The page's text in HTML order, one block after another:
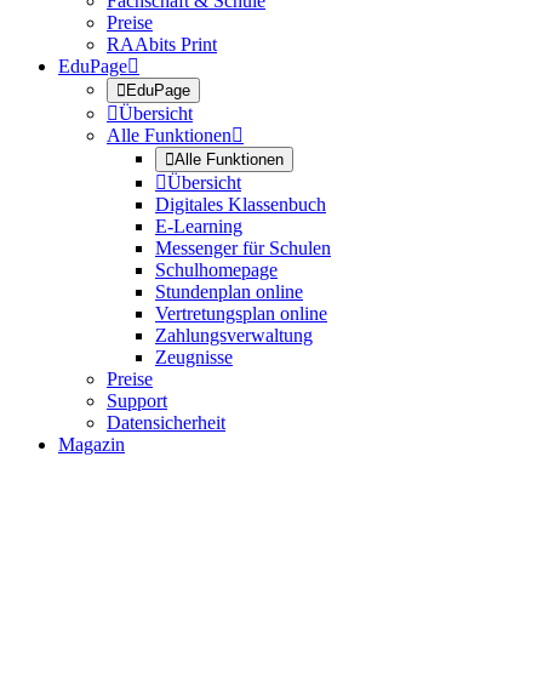
Preise
RAAbits Print
EduPage
EduPage
Übersicht
Alle Funktionen
Alle Funktionen
Übersicht
Digitales Klassenbuch
E-Learning
Messenger für Schulen
Schulhomepage
Stundenplan online
Vertretungsplan online
Zahlungsverwaltung
Zeugnisse
Preise
Support
Datensicherheit
Magazin